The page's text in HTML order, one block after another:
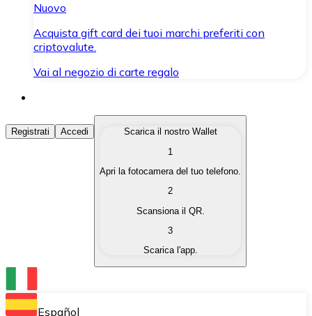
Nuovo
Acquista gift card dei tuoi marchi preferiti con
criptovalute.
Vai al negozio di carte regalo
Acquista Criptovalute
Acquista le criptovalute che ti interessano in modo
Converti le tue criptovalute in valuta fiat quando ne
Scambia una criptovaluta con un'altra
Conserva le tue cripto in un Wallet self-custodial.
Registrati Accedi
Scarica il nostro Wallet
1
Apri la fotocamera del tuo telefono.
2
Scansiona il QR.
3
Scarica l'app.
Español